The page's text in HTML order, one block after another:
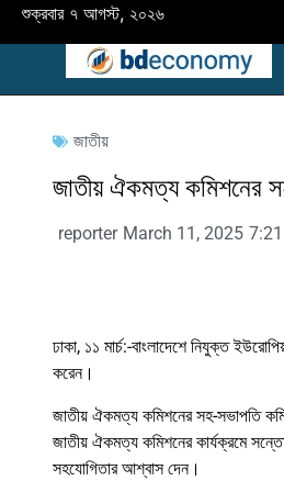
শুক্রবার ৭ আগস্ট, ২০২৬
জাতীয়
জাতীয় ঐকমত্য কমিশনের
reporter March 11, 2025
ঢাকা, ১১ মার্চ:-বাংলাদেশে নিযুক্ত
করেন।
জাতীয় ঐকমত্য কমিশনের সহ-সভাপতি
জাতীয় ঐকমত্য কমিশনের কার্যক্রমে
সহযোগিতার আশ্বাস দেন।